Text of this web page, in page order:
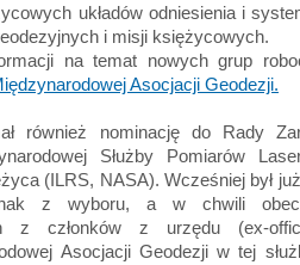
układów odniesienia i
i misji księżycowych.
na temat nowych grup
Asocjacji Geodezji.
również nominację do Rady
Służby Pomiarów
(ILRS, NASA). Wcześniej był
z wyboru, a w chwili
z członków z urzędu (ex-
Asocjacji Geodezji w tej